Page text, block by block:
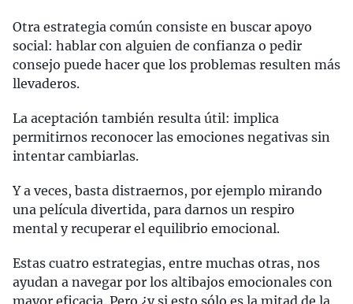
Otra estrategia común consiste en buscar apoyo
social: hablar con alguien de confianza o pedir
consejo puede hacer que los problemas resulten más
llevaderos.
La aceptación también resulta útil: implica
permitirnos reconocer las emociones negativas sin
intentar cambiarlas.
Y a veces, basta distraernos, por ejemplo mirando
una película divertida, para darnos un respiro
mental y recuperar el equilibrio emocional.
Estas cuatro estrategias, entre muchas otras, nos
ayudan a navegar por los altibajos emocionales con
mayor eficacia. Pero ¿y si esto sólo es la mitad de la